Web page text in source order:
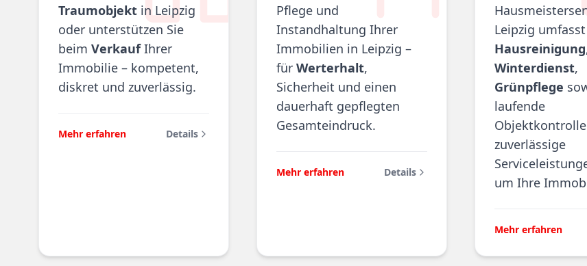
Traumobjekt in Leipzig
oder unterstützen Sie
beim VerkaufIhrer
Immobilie – kompetent,
diskret und zuverlässig.
Mehr erfahren Details
Pflege und
Instandhaltung Ihrer
Immobilien in Leipzig –
für Werterhalt,
Sicherheit und einen
dauerhaft gepflegten
Gesamteindruck.
Mehr erfahren Details
Leipzig umfasst
Hausreinigung
Winterdienst,
Grünpflege
laufende
zuverlässige
um Ihre
Mehr erfahren